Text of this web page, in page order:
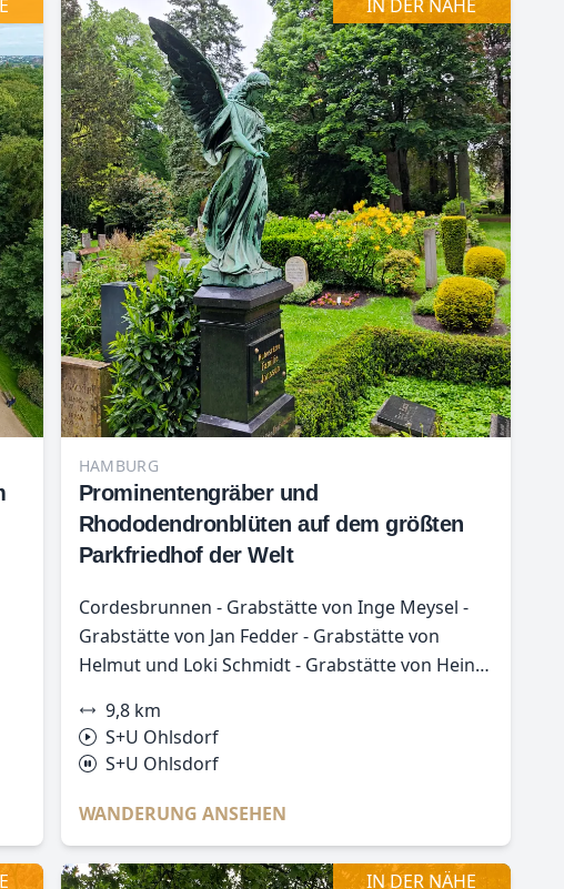
IN DER NÄHE
HAMBURG
Prominentengräber und
Rhododendronblüten auf dem größten
Parkfriedhof der Welt
Cordesbrunnen - Grabstätte von Inge Meysel -
Grabstätte von Jan Fedder - Grabstätte von
Helmut und Loki Schmidt - Grabstätte von Heinz
Hans Albers - Grabstätte von Carl Hagenbeck -
Hamburger Bestattungsforum
9,8 km
S+U Ohlsdorf
S+U Ohlsdorf
WANDERUNG ANSEHEN
IN DER NÄHE